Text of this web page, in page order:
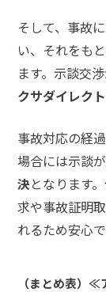
弁
士
費
用
ア
ク
ス
そして、事故
い、それをも
ます。示談交
クサダイレク
事故対応の経
場合には示談
決となります
求や事故証明
れるため安心で
（まとめ表）